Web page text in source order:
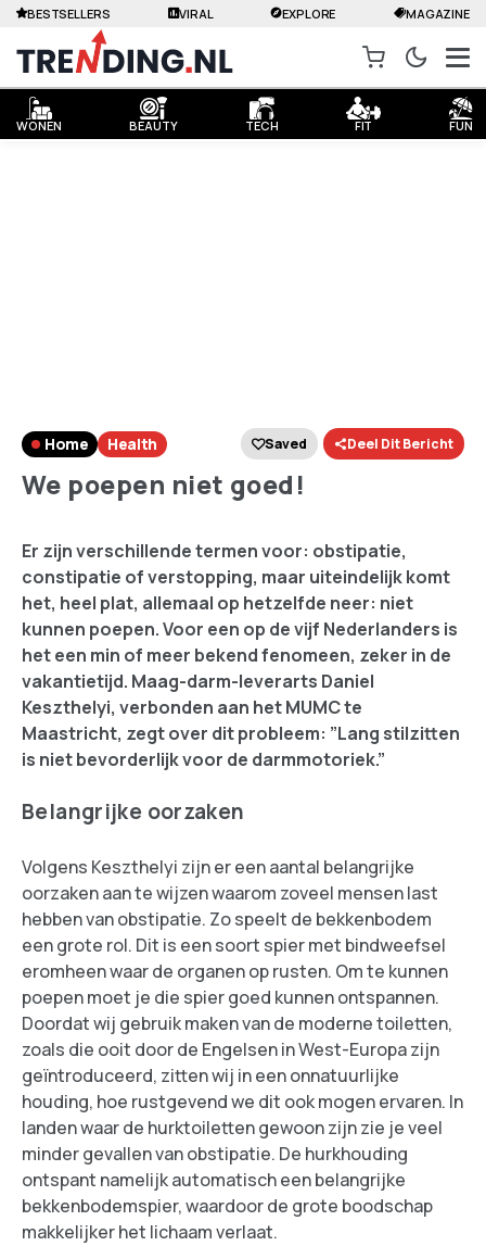
WONEN BEAUTY TECH FIT FUN
BESTSELLERS VIRAL EXPLORE MAGAZINE
Home Health Saved Deel Dit Bericht
We poepen niet goed!
Er zijn verschillende termen voor: obstipatie,
constipatie of verstopping, maar uiteindelijk komt
het, heel plat, allemaal op hetzelfde neer: niet
kunnen poepen. Voor een op de vijf Nederlanders is
het een min of meer bekend fenomeen, zeker in de
vakantietijd. Maag-darm-leverarts Daniel
Keszthelyi, verbonden aan het MUMC te
Maastricht, zegt over dit probleem: ”Lang stilzitten
is niet bevorderlijk voor de darmmotoriek.”
Belangrijke oorzaken
Volgens Keszthelyi zijn er een aantal belangrijke
oorzaken aan te wijzen waarom zoveel mensen last
hebben van obstipatie. Zo speelt de bekkenbodem
een grote rol. Dit is een soort spier met bindweefsel
eromheen waar de organen op rusten. Om te kunnen
poepen moet je die spier goed kunnen ontspannen.
Doordat wij gebruik maken van de moderne toiletten,
zoals die ooit door de Engelsen in West-Europa zijn
geïntroduceerd, zitten wij in een onnatuurlijke
houding, hoe rustgevend we dit ook mogen ervaren. In
landen waar de hurktoiletten gewoon zijn zie je veel
minder gevallen van obstipatie. De hurkhouding
ontspant namelijk automatisch een belangrijke
bekkenbodemspier, waardoor de grote boodschap
makkelijker het lichaam verlaat.